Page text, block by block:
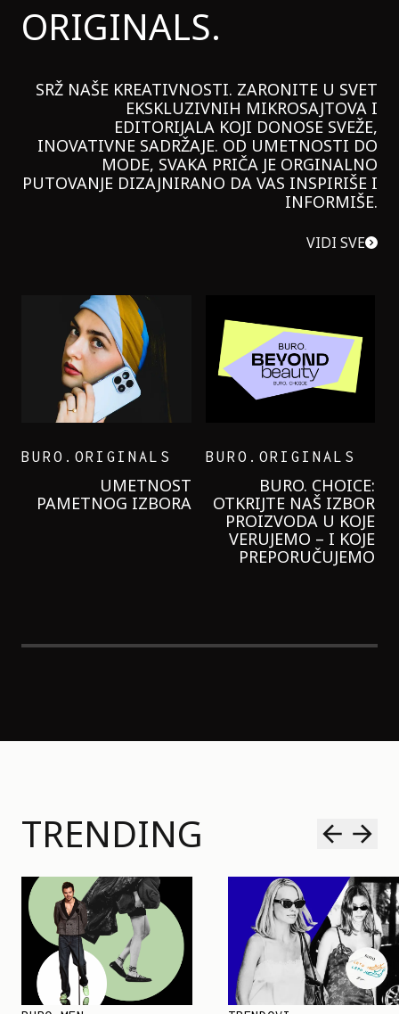
ORIGINALS.
SRŽ NAŠE KREATIVNOSTI. ZARONITE U SVET
EKSKLUZIVNIH MIKROSAJTOVA I
EDITORIJALA KOJI DONOSE SVEŽE,
INOVATIVNE SADRŽAJE. OD UMETNOSTI DO
MODE, SVAKA PRIČA JE ORGINALNO
PUTOVANJE DIZAJNIRANO DA VAS INSPIRIŠE I
INFORMIŠE.
VIDI SVE
GARNIER KREMU I
NIKADA NIŠTA
LAGANIJE NISAM
KORISTILA
TRENDING